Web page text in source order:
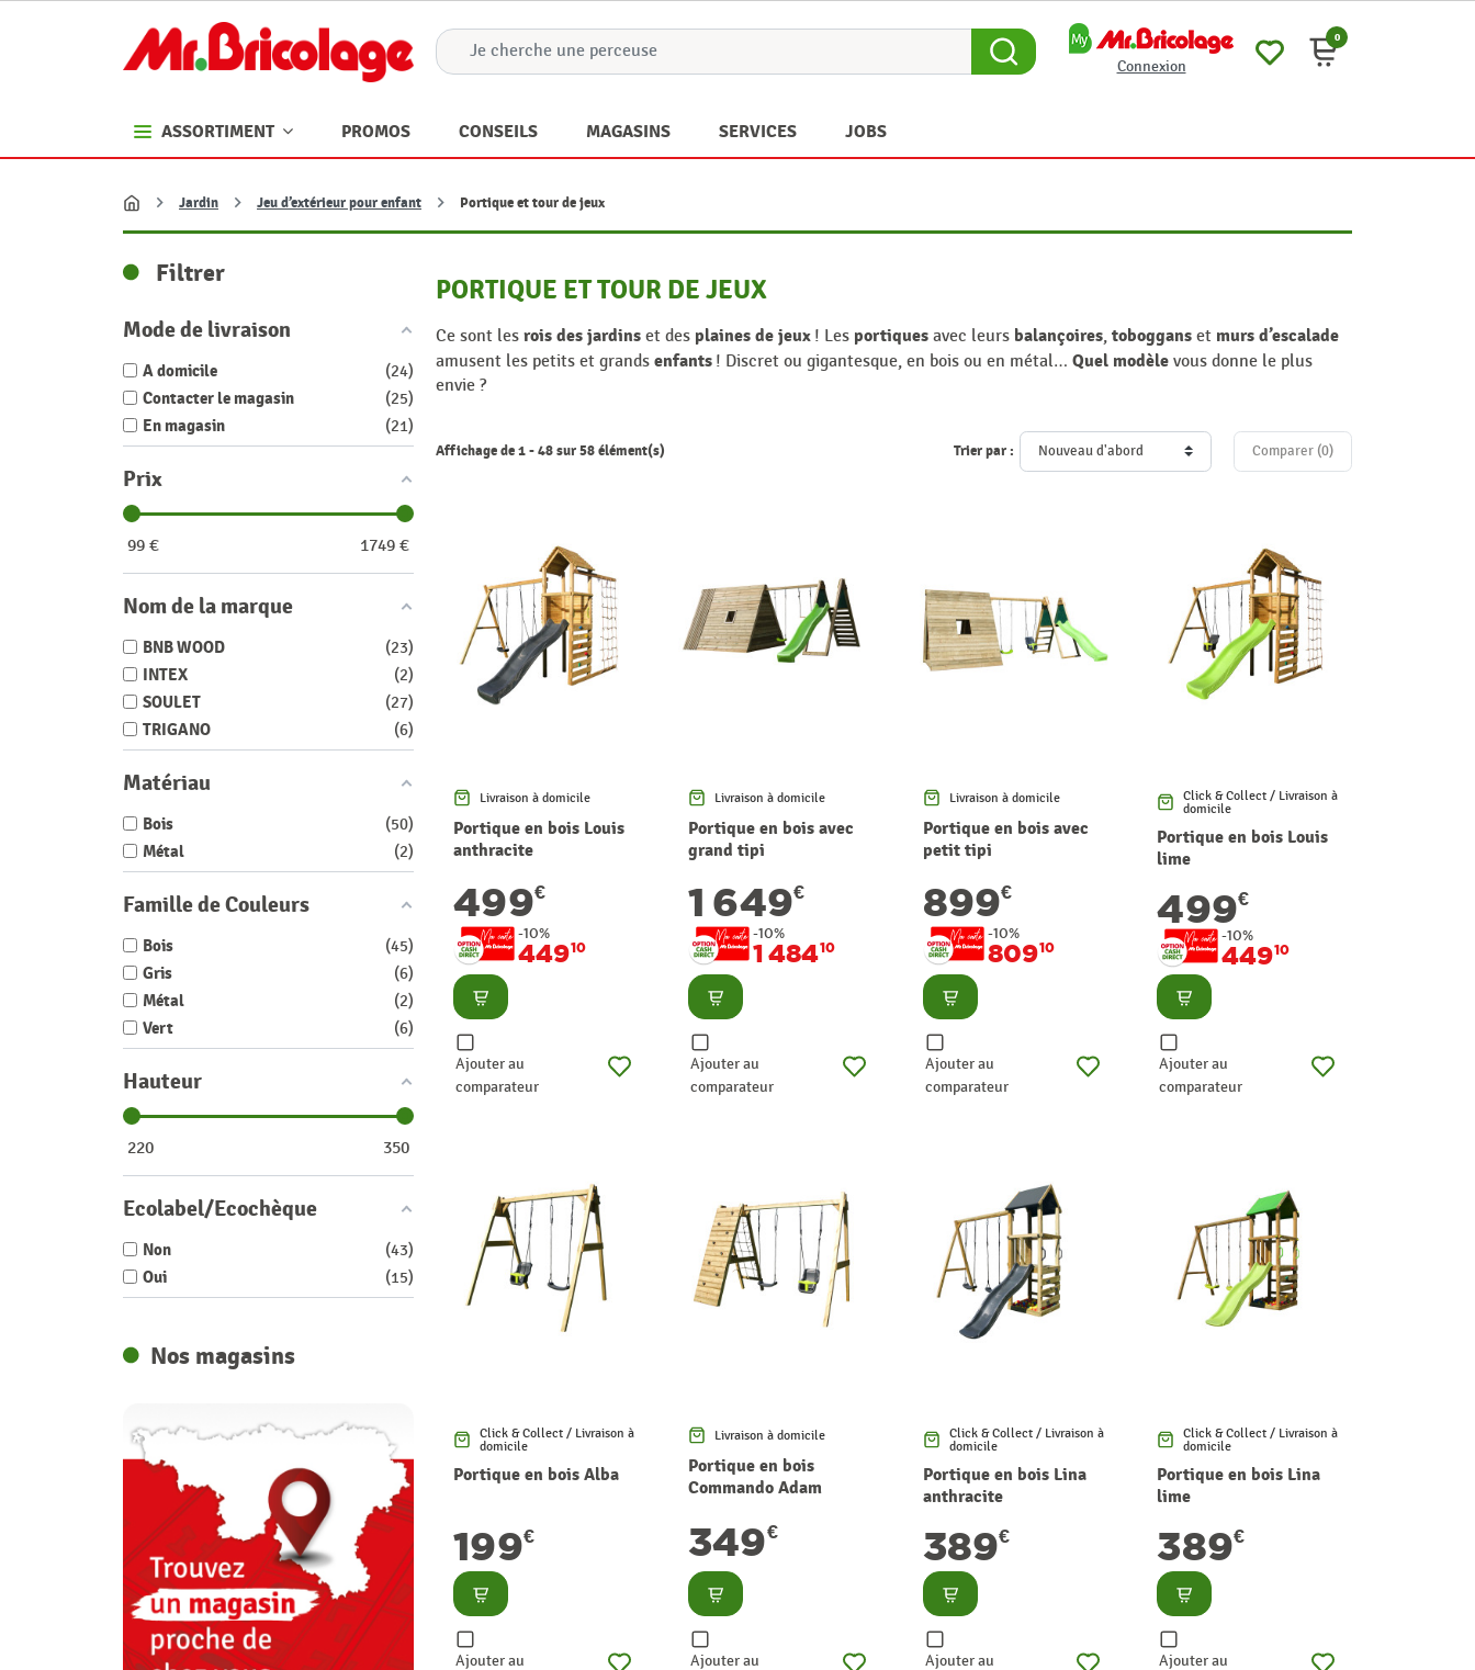
Connexion
0
ASSORTIMENT PROMOS CONSEILS MAGASINS SERVICES JOBS
Accueil
Jardin Jeu d’extérieur pour enfant Portique et tour de jeux
Filtrer
Mode de livraison
A domicile 24
Contacter le magasin 25
En magasin 21
Prix
99 € 1749 €
Nom de la marque
BNB WOOD 23
INTEX 2
SOULET 27
TRIGANO 6
Matériau
Bois 50
Métal 2
Famille de Couleurs
Bois 45
Gris 6
Métal 2
Vert 6
Hauteur
220 350
Ecolabel/Ecochèque
Non 43
Oui 15
Nos magasins
PORTIQUE ET TOUR DE JEUX
Ce sont les rois des jardins et des plaines de jeux ! Les portiques avec leurs balançoires, toboggans et murs d’escalade
amusent les petits et grands enfants ! Discret ou gigantesque, en bois ou en métal… Quel modèle vous donne le plus
envie ?
Affichage de 1 - 48 sur 58 élément(s) Trier par : Comparer (0)‎
Livraison à domicile
Portique en bois Louis
anthracite
499€
-10%
44910
Consulter
Ajouter au
comparateur
Livraison à domicile
Portique en bois avec
grand tipi
1 649€
-10%
1 48410
Consulter
Ajouter au
comparateur
Livraison à domicile
Portique en bois avec
petit tipi
899€
-10%
80910
Consulter
Ajouter au
comparateur
Click & Collect / Livraison à
domicile
Portique en bois Louis
lime
499€
-10%
44910
Consulter
Ajouter au
comparateur
Click & Collect / Livraison à
domicile
Portique en bois Alba
199€
Consulter
Ajouter au
Livraison à domicile
Portique en bois
Commando Adam
349€
Consulter
Ajouter au
Click & Collect / Livraison à
domicile
Portique en bois Lina
anthracite
389€
Consulter
Ajouter au
Click & Collect / Livraison à
domicile
Portique en bois Lina
lime
389€
Consulter
Ajouter au